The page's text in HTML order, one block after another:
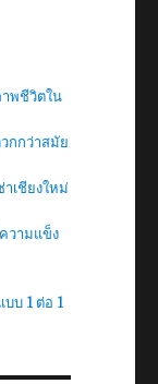
พชีวิตใน
กกว่าสมัย
เชียงใหม่
วามแข็ง
บ 1 ต่อ 1